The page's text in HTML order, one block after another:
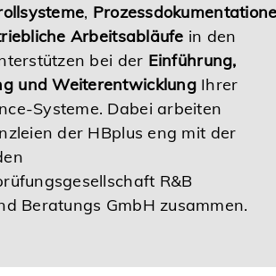
,
Arbeitsabläufe in den
bei der Einführung,
und WeiterentwicklungIhrer
Systeme. Dabei arbeiten
der HBplus eng mit der
R&B
Beratungs GmbH zusammen.